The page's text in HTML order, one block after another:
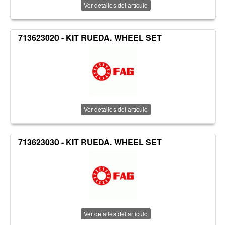
Ver detalles del artículo
713623020 - KIT RUEDA. WHEEL SET
Ver detalles del artículo
713623030 - KIT RUEDA. WHEEL SET
Ver detalles del artículo